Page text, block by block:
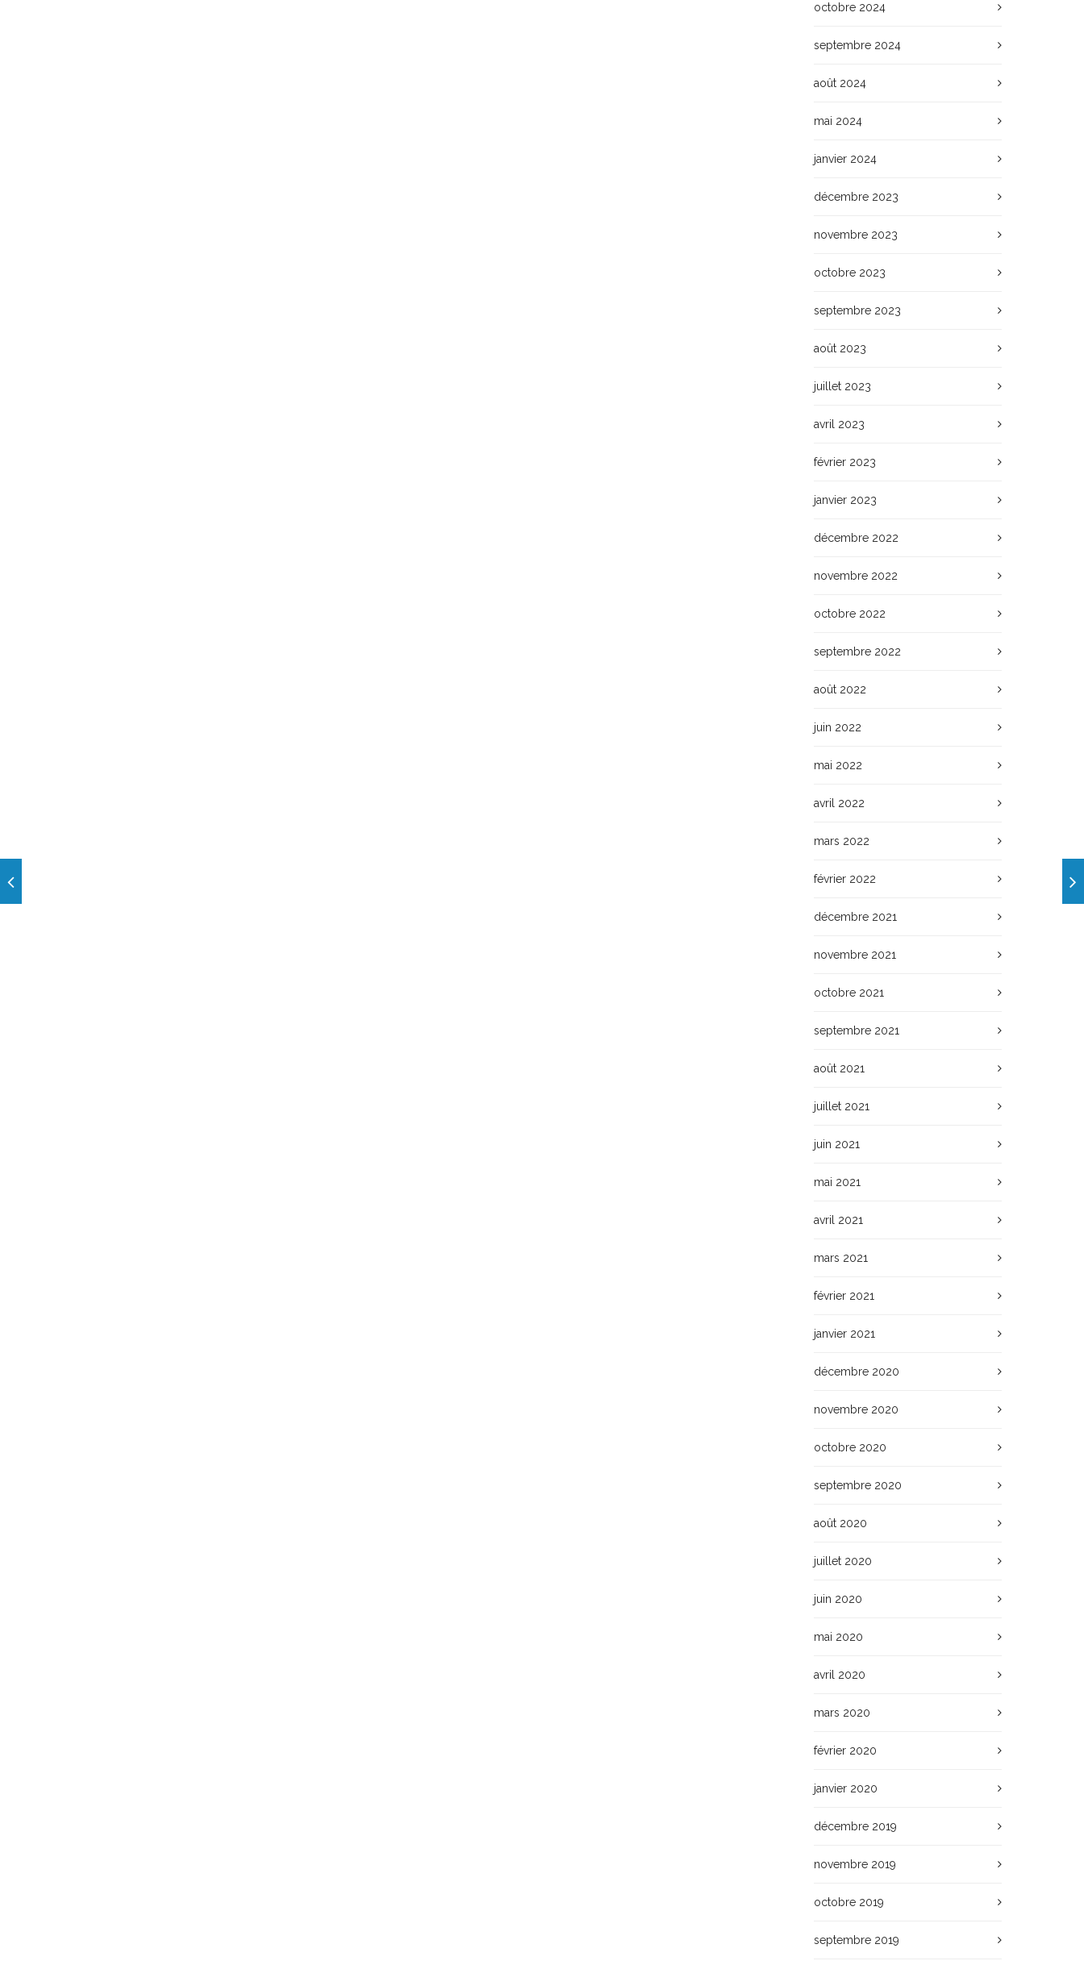
octobre 2024
septembre 2024
août 2024
mai 2024
janvier 2024
décembre 2023
novembre 2023
octobre 2023
septembre 2023
août 2023
juillet 2023
avril 2023
février 2023
janvier 2023
décembre 2022
novembre 2022
octobre 2022
septembre 2022
août 2022
juin 2022
mai 2022
avril 2022
mars 2022
février 2022
décembre 2021
novembre 2021
octobre 2021
septembre 2021
août 2021
juillet 2021
juin 2021
mai 2021
avril 2021
mars 2021
février 2021
janvier 2021
décembre 2020
novembre 2020
octobre 2020
septembre 2020
août 2020
juillet 2020
juin 2020
mai 2020
avril 2020
mars 2020
février 2020
janvier 2020
décembre 2019
novembre 2019
octobre 2019
septembre 2019